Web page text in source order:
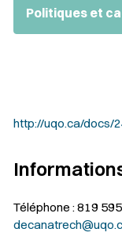
Politiques et
http://uqo.ca/docs/
Téléphone : 819